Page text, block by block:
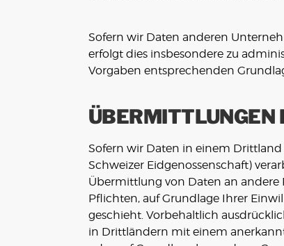
Sofern wir Daten anderen
erfolgt dies insbesondere zu
Vorgaben entsprechenden
ÜBERMITTLUNGEN
Sofern wir Daten in einem Drittland
Schweizer Eidgenossenschaft)
Übermittlung von Daten an andere
Pflichten, auf Grundlage Ihrer
geschieht. Vorbehaltlich
in Drittländern mit einem